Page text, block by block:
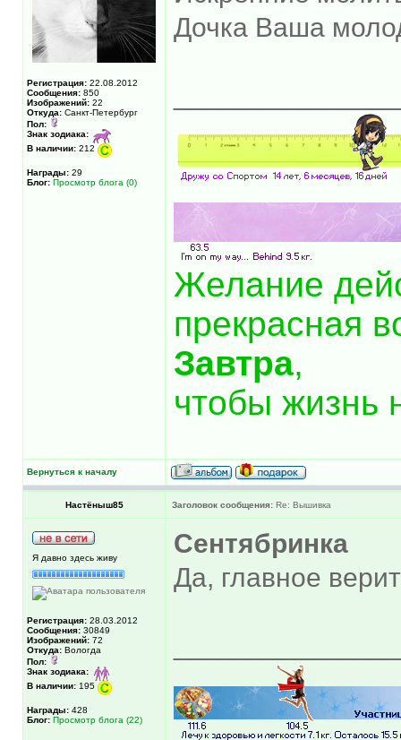
Регистрация: 22.08.2012
Сообщения: 850
Изображений: 22
Откуда: Санкт-Петербург
Пол:
Знак зодиака:
В наличии: 212
Награды: 29
Блог: Просмотр блога (0)
Дочка Ваша
Желание
прекрасная
Завтра,
чтобы жизнь
Вернуться к началу
Настёныш85 Заголовок сообщения: Re: Вышивка
Я давно здесь живу
Регистрация: 28.03.2012
Сообщения: 30849
Изображений: 72
Откуда: Вологда
Пол:
Знак зодиака:
В наличии: 195
Награды: 428
Блог: Просмотр блога (22)
Сентябринка
Да, главное